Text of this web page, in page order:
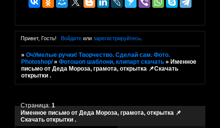
Привет, Гость! Войдитеили зарегистрируйтесь.
»ОчУмелые ручки! Творчество. Сделай сам. Фото.
Photoshop/ »Фотошоп шаблони, клипарт скачать » Именное
письмо от Деда Мороза, грамота, открытка 📌Скачать
открытки .
Именное письмо от Деда Мороза, грамота, открытка 📌
Скачать открытки .
Страница:1